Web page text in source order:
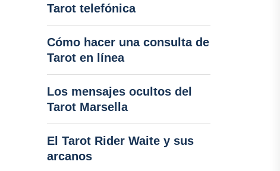
Tarot telefónica
Cómo hacer una consulta de
Tarot en línea
Los mensajes ocultos del
Tarot Marsella
El Tarot Rider Waite y sus
arcanos